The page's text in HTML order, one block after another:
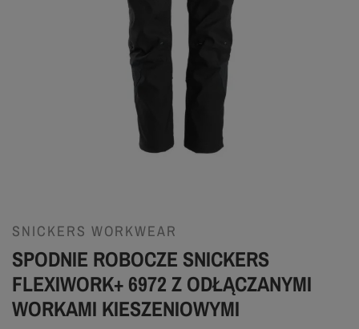
SNICKERS WORKWEAR
SPODNIE ROBOCZE SNICKERS
FLEXIWORK+ 6972 Z ODŁĄCZANYMI
WORKAMI KIESZENIOWYMI